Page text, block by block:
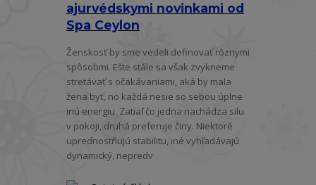
ajurvédskymi novinkami od
Spa Ceylon
Ženskosť by sme vedeli definovať rôznymi
spôsobmi. Ešte stále sa však zvykneme
stretávať s očakávaniami, aká by mala
žena byť, no každá nesie so sebou úplne
inú energiu. Zatiaľ čo jedna nachádza silu
v pokoji, druhá preferuje činy. Niektoré
uprednostňujú stabilitu, iné vyhľadávajú
dynamický, nepredv